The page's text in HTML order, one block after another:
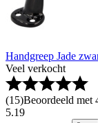
Handgreep Jade
Veel verkocht
(15)Beoordeeld met
5.19